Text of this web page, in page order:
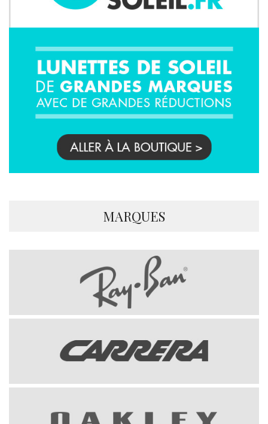
MARQUES